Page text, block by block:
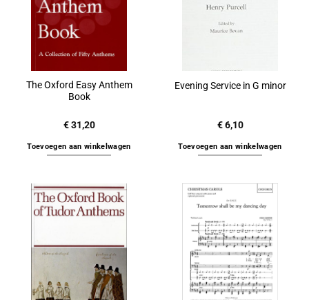
The Oxford Easy Anthem
Book
€31,20
Toevoegen aan winkelwagen
Evening Service in G minor
€6,10
Toevoegen aan winkelwagen